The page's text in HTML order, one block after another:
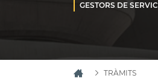
TRÀMITS